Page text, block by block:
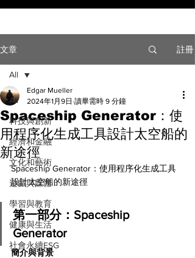
文章 註冊
All
科技與創新
經濟和金融
文化和藝術
遊戲與媒體
學習與教育
健康與生活
社會永續ESG
All
Spaceship Generator：使
用程序化生成工具設計太空船的
新途徑
Edgar Mueller
2024年1月9日 讀畢需時 9 分鐘
Spaceship Generator：使用程序化生成工具
設計太空船的新途徑
第一部分：Spaceship
Generator
簡介與背景